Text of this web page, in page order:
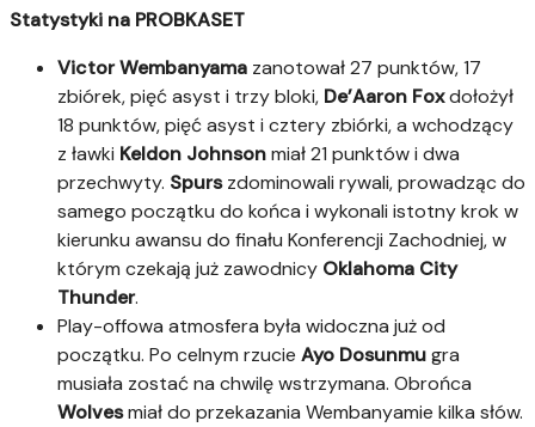
Statystyki na PROBKASET
Victor Wembanyama zanotował 27 punktów, 17
zbiórek, pięć asyst i trzy bloki, De’Aaron Foxdołożył
18 punktów, pięć asyst i cztery zbiórki, a wchodzący
z ławki Keldon Johnsonmiał 21 punktów i dwa
przechwyty. Spurszdominowali rywali, prowadząc do
samego początku do końca i wykonali istotny krok w
kierunku awansu do finału Konferencji Zachodniej, w
którym czekają już zawodnicy Oklahoma City
Thunder.
Play-offowa atmosfera była widoczna już od
początku. Po celnym rzucie Ayo Dosunmugra
musiała zostać na chwilę wstrzymana. Obrońca
Wolvesmiał do przekazania Wembanyamie kilka słów.